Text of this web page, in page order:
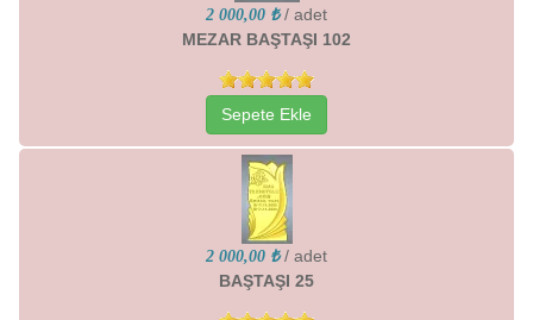
2 000,00 ₺ / adet
MEZAR BAŞTAŞI 102
Sepete Ekle
2 000,00 ₺ / adet
BAŞTAŞI 25